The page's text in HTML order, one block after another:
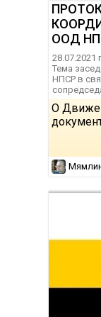
ООД
28.07.2021
Тема
НПСР в
О